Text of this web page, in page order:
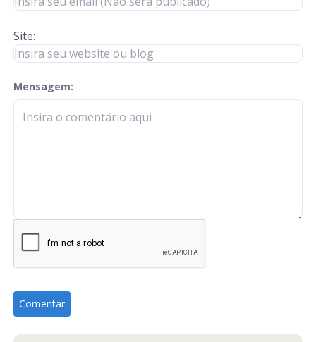
Site:
Mensagem:
check-terms